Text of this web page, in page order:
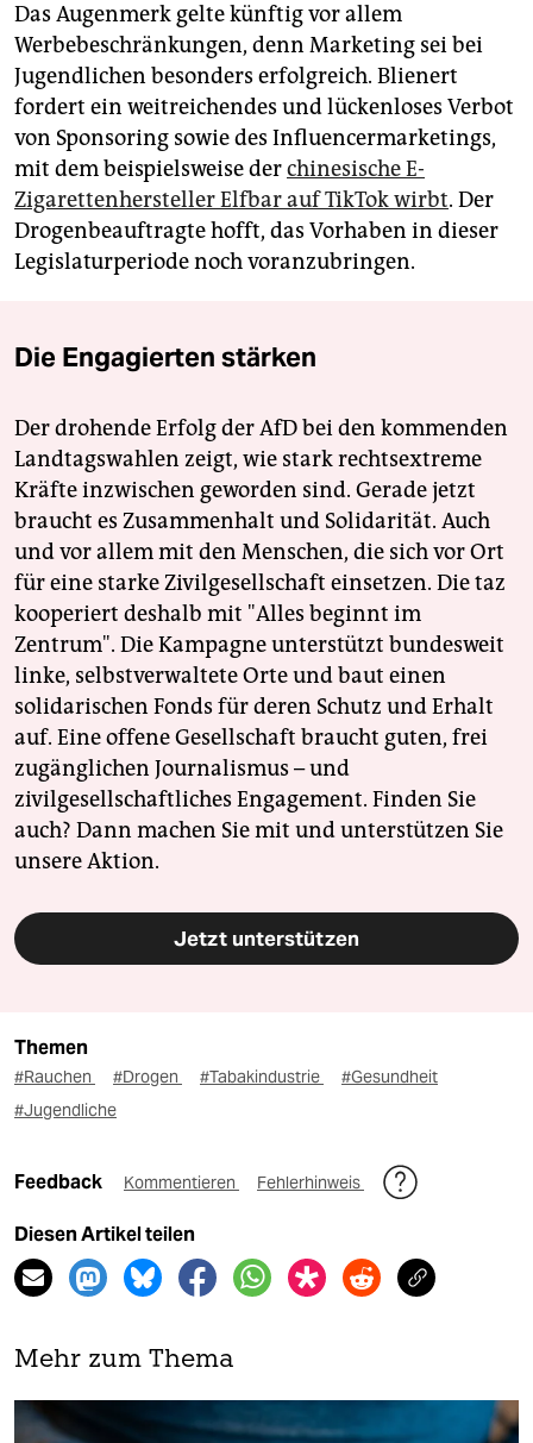
Das Augenmerk gelte künftig vor allem
Werbebeschränkungen, denn Marketing sei bei
Jugendlichen besonders erfolgreich. Blienert
fordert ein weitreichendes und lückenloses Verbot
von Sponsoring sowie des Influencermarketings,
mit dem beispielsweise derchinesische E-
Zigarettenhersteller Elfbar auf TikTok wirbt. Der
Drogenbeauftragte hofft, das Vorhaben in dieser
Legislaturperiode noch voranzubringen.
Die Engagierten stärken
Der drohende Erfolg der AfD bei den kommenden
Landtagswahlen zeigt, wie stark rechtsextreme
Kräfte inzwischen geworden sind. Gerade jetzt
braucht es Zusammenhalt und Solidarität. Auch
und vor allem mit den Menschen, die sich vor Ort
für eine starke Zivilgesellschaft einsetzen. Die taz
kooperiert deshalb mit "Alles beginnt im
Zentrum". Die Kampagne unterstützt bundesweit
linke, selbstverwaltete Orte und baut einen
solidarischen Fonds für deren Schutz und Erhalt
auf. Eine offene Gesellschaft braucht guten, frei
zugänglichen Journalismus – und
zivilgesellschaftliches Engagement. Finden Sie
auch? Dann machen Sie mit und unterstützen Sie
unsere Aktion.
Jetzt unterstützen
Themen
#Rauchen #Drogen #Tabakindustrie
#Gesundheit
#Jugendliche
Feedback Kommentieren Fehlerhinweis
Diesen Artikel teilen
Mehr zum Thema